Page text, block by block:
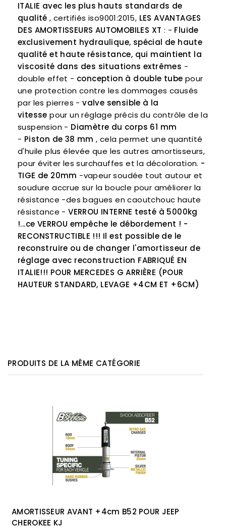
ITALIE avec les plus hauts standards de
qualité , certifiés iso9001:2015, LES AVANTAGES
DES AMORTISSEURS AUTOMOBILES XT : - Fluide
exclusivement hydraulique, spécial de haute
qualité et haute résistance, qui maintient la
viscosité dans des situations extrêmes -
double effet - conception à double tube pour
une protection contre les dommages causés
par les pierres -valve sensible à la
vitesse pour un réglage précis du contrôle de la
suspension - Diamètre du corps 61 mm
- Piston de 38 mm , cela permet une quantité
d'huile plus élevée que les autres amortisseurs,
pour éviter les surchauffes et la décoloration. -
TIGE de 20mm -vapeur soudée tout autour et
soudure accrue sur la boucle pour améliorer la
résistance -des bagues en caoutchouc haute
résistance -VERROU INTERNE testé à 5000kg
!...ce VERROU empêche le débordement ! -
RECONSTRUCTIBLE !!! Il est possible de le
reconstruire ou de changer l'amortisseur de
réglage avec reconstruction FABRIQUÉ EN
ITALIE!!! POUR MERCEDES G ARRIÈRE (POUR
HAUTEUR STANDARD, LEVAGE +4CM ET +6CM)
PRODUITS DE LA MÊME CATÉGORIE
AMORTISSEUR AVANT +4cm B52 POUR JEEP
CHEROKEE KJ